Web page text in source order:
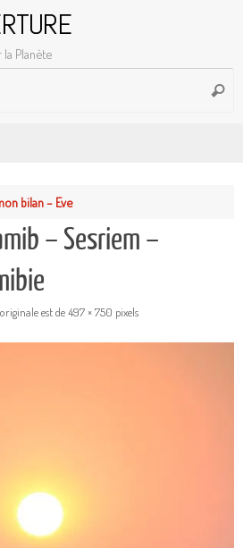
Planète
bilan – Eve
– Sesriem –
est de497 × 750 pixels